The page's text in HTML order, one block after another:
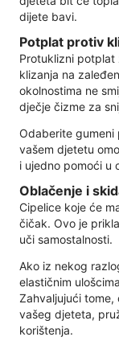
dijete bavi.
Potplat protiv
Protuklizni potplat
klizanja na
okolnostima ne
dječje čizme za
Odaberite
vašem djetetu
i ujedno pomoći u
Oblačenje i
Cipelice koje će
čičak. Ovo je
uči samostalnosti.
Ako iz nekog
elastičnim
Zahvaljujući tome,
vašeg djeteta,
korištenja.